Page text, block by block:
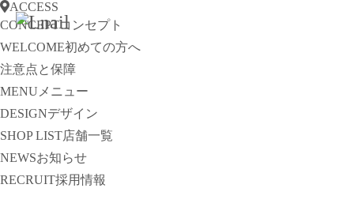
ACCESS
CONCEPTコンセプト
WELCOME初めての方へ
注意点と保障
MENU メニュー
DESIGNデザイン
SHOP LIST店舗一覧
NEWSお知らせ
RECRUIT採用情報